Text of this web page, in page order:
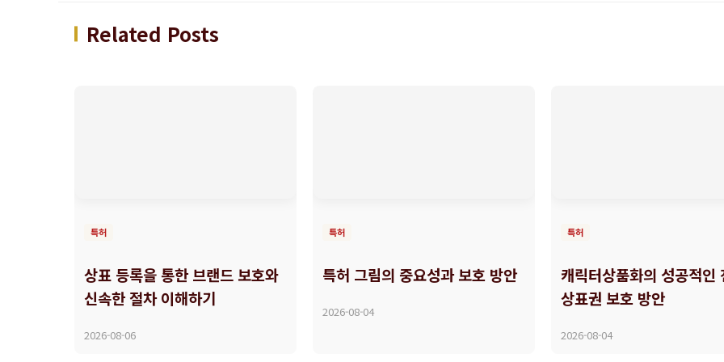
Related Posts
특허
상표 등록을 통한 브랜드 보호와
신속한 절차 이해하기
2026-08-06
특허
특허 그림의 중요성과 보호 방안
2026-08-04
특허
캐릭터상품화의 성공적인
상표권 보호 방안
2026-08-04